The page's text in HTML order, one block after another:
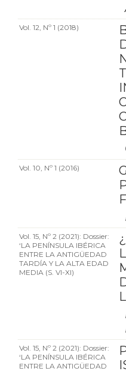
Vol. 12, Nº 1 (2018)
Vol. 10, Nº 1 (2016)
Vol. 15, Nº 2 (2021): Dossier:
‘LA PENÍNSULA IBÉRICA
ENTRE LA ANTIGÜEDAD
TARDÍA Y LA ALTA EDAD
MEDIA (S. VI-XI)
Vol. 15, Nº 2 (2021): Dossier:
‘LA PENÍNSULA IBÉRICA
ENTRE LA ANTIGÜEDAD